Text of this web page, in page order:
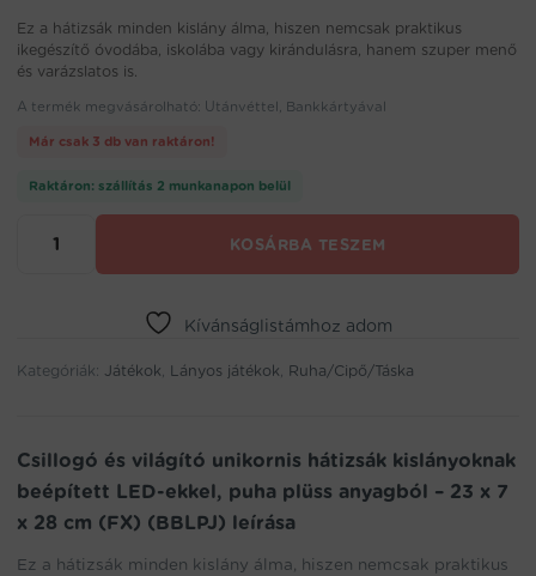
Ez a hátizsák minden kislány álma, hiszen nemcsak praktikus
ikegészítő óvodába, iskolába vagy kirándulásra, hanem szuper menő
és varázslatos is.
A termék megvásárolható: Utánvéttel, Bankkártyával
Már csak 3 db van raktáron!
Raktáron: szállítás 2 munkanapon belül
beépített
plüss
anyagból
-
x
KOSÁRBA TESZEM
Kívánságlistámhoz adom
Kategóriák: Játékok, Lányos játékok, Ruha/Cipő/Táska
Csillogó és világító unikornis hátizsák kislányoknak
beépített LED-ekkel, puha plüss anyagból – 23 x 7
x 28 cm (FX) (BBLPJ) leírása
Ez a hátizsák minden kislány álma, hiszen nemcsak praktikus